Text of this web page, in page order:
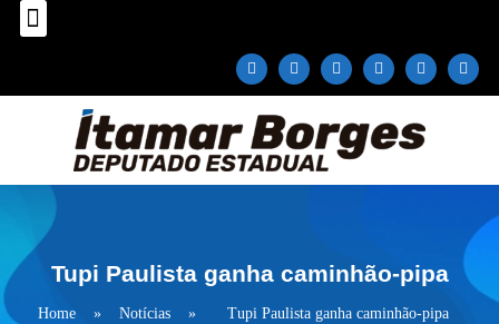
Tupi Paulista ganha caminhão-pipa
Home » Notícias » Tupi Paulista ganha caminhão-pipa